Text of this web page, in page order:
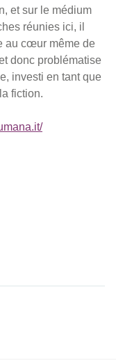
et sur le médium
réunies ici, il
au cœur même de
donc problématise
investi en tant que
fiction.